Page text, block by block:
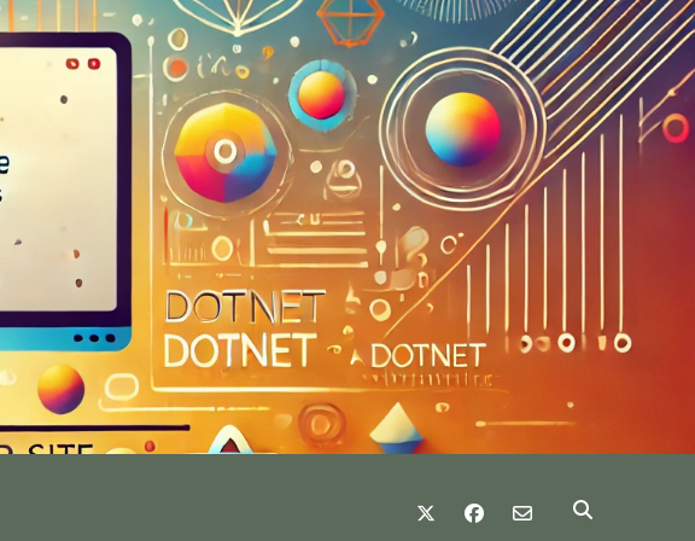
twitter facebook
email-form